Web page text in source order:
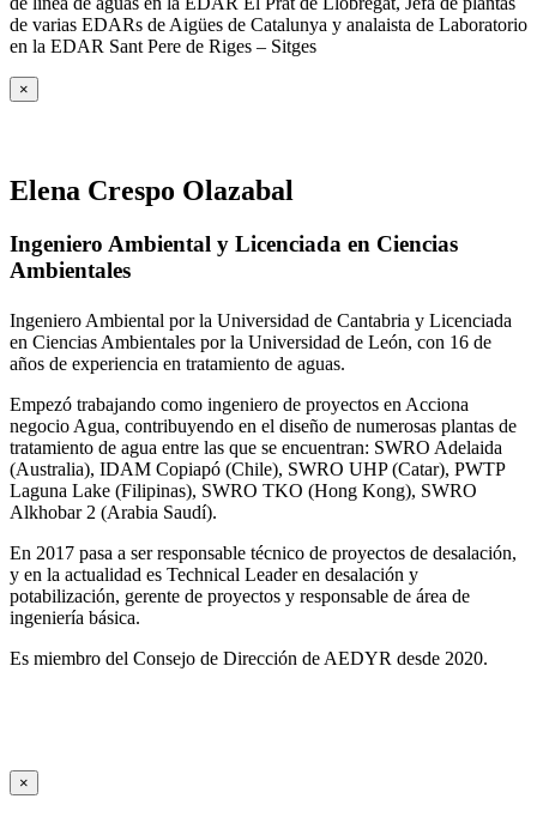
de varias EDARs de Aigües de Catalunya y analaista de Laboratorio
en la EDAR Sant Pere de Riges – Sitges
×
Elena Crespo Olazabal
Ingeniero Ambiental y Licenciada en Ciencias
Ambientales
Ingeniero Ambiental por la Universidad de Cantabria y Licenciada
en Ciencias Ambientales por la Universidad de León, con 16 de
años de experiencia en tratamiento de aguas.
Empezó trabajando como ingeniero de proyectos en Acciona
negocio Agua, contribuyendo en el diseño de numerosas plantas de
tratamiento de agua entre las que se encuentran: SWRO Adelaida
(Australia), IDAM Copiapó (Chile), SWRO UHP (Catar), PWTP
Laguna Lake (Filipinas), SWRO TKO (Hong Kong), SWRO
Alkhobar 2 (Arabia Saudí).
En 2017 pasa a ser responsable técnico de proyectos de desalación,
y en la actualidad es Technical Leader en desalación y
potabilización, gerente de proyectos y responsable de área de
ingeniería básica.
Es miembro del Consejo de Dirección de AEDYR desde 2020.
×